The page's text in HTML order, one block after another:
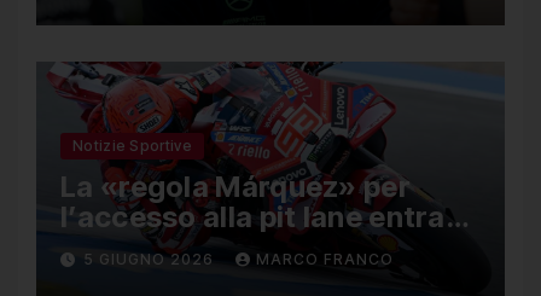
Notizie Sportive
La «regola Márquez» per
l’accesso alla pit lane entra
ufficialmente a far parte del
regolamento della MotoGP
5 GIUGNO 2026 MARCO FRANCO